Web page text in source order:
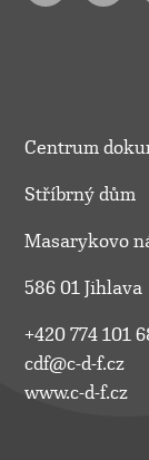
Centrum
Stříbrný dům
Masarykovo
586 01 Jihlava
+420 774 101
cdf@c-d-f.cz
www.c-d-f.cz